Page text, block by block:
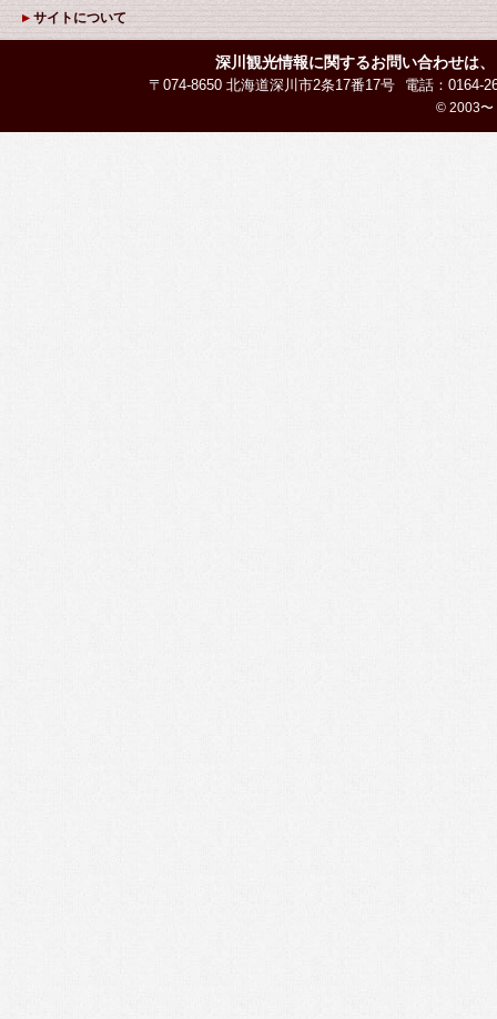
サイトについて
深川観光情報に関するお問い合わせは、
〒074-8650 北海道深川市2条17番17号 電話：0164-
© 2003〜